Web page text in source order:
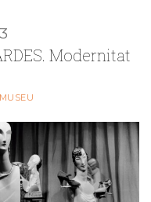
Modernitat
MUSEU